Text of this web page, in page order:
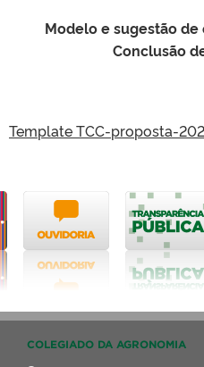
Modelo e sugestão
Conclusão
Template TCC-proposta-
COLEGIADO DA AGRONOMIA